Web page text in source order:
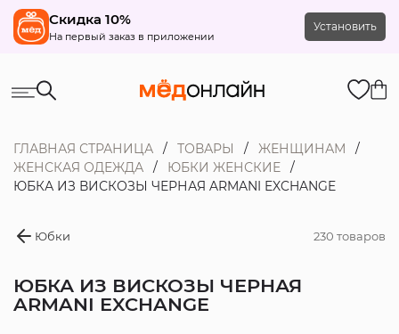
Скидка 10%
На первый заказ в приложении
Установить
ГЛАВНАЯ СТРАНИЦА ТОВАРЫ
ЖЕНЩИНАМ
ЖЕНСКАЯ ОДЕЖДА
ЮБКИ ЖЕНСКИЕ
ЮБКА ИЗ ВИСКОЗЫ ЧЕРНАЯ ARMANI EXCHANGE
Юбки 230 товаров
ЮБКА ИЗ ВИСКОЗЫ ЧЕРНАЯ
ARMANI EXCHANGE